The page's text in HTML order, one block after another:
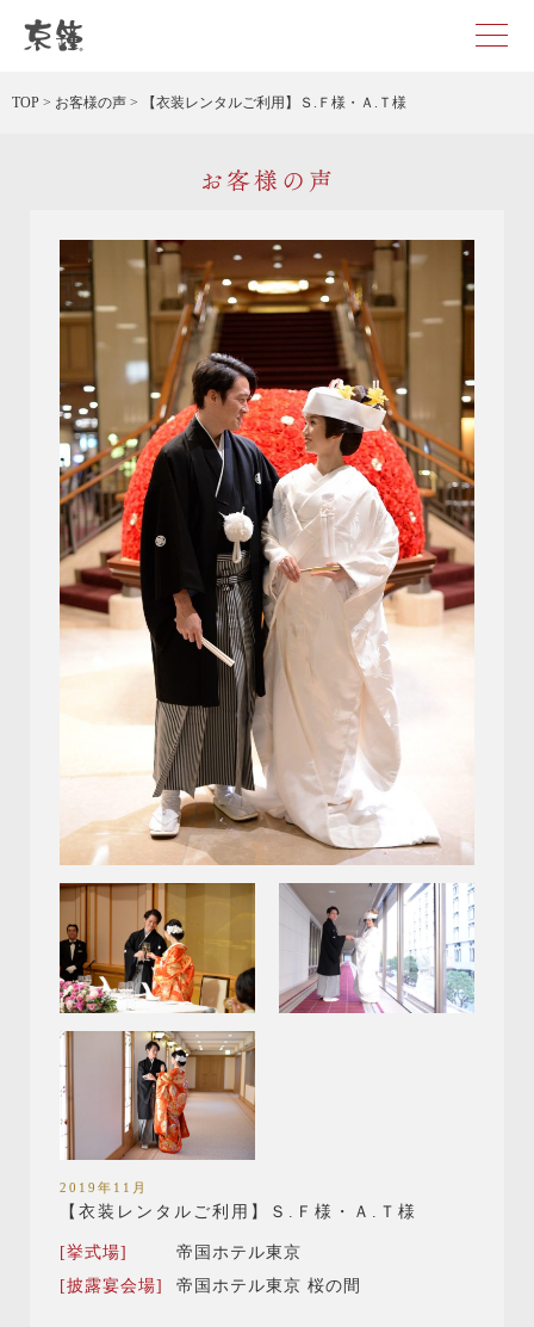
TOP > お客様の声 > 【衣装レンタルご利用】Ｓ.Ｆ様・Ａ.Ｔ様
2019年11月
【衣装レンタルご利用】Ｓ.Ｆ様・Ａ.Ｔ様
[挙式場]
帝国ホテル東京
[披露宴会場]
帝国ホテル東京 桜の間